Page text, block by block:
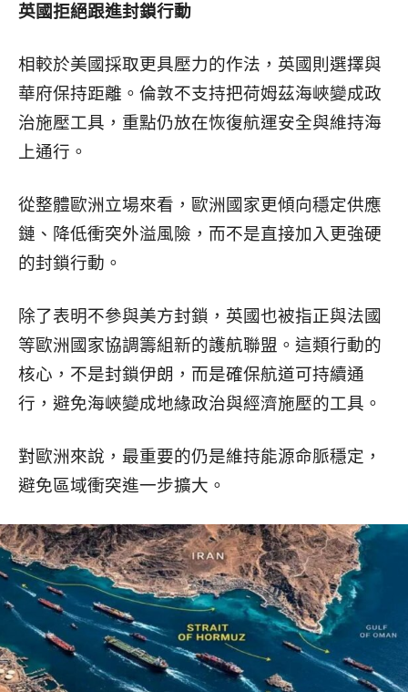
英國拒絕跟進封鎖行動
相較於美國採取更具壓力的作法，英國則選擇與
華府保持距離。倫敦不支持把荷姆茲海峽變成政
治施壓工具，重點仍放在恢復航運安全與維持海
上通行。
從整體歐洲立場來看，歐洲國家更傾向穩定供應
鏈、降低衝突外溢風險，而不是直接加入更強硬
的封鎖行動。
除了表明不參與美方封鎖，英國也被指正與法國
等歐洲國家協調籌組新的護航聯盟。這類行動的
核心，不是封鎖伊朗，而是確保航道可持續通
行，避免海峽變成地緣政治與經濟施壓的工具。
對歐洲來說，最重要的仍是維持能源命脈穩定，
避免區域衝突進一步擴大。